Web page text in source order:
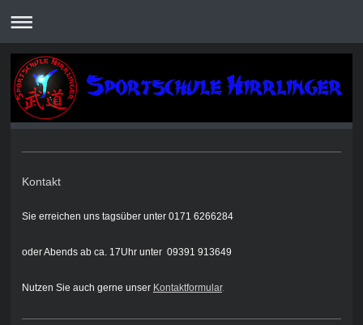
Kontakt
Sie erreichen uns tagsüber unter 0171 6266284
oder Abends ab ca. 17Uhr unter 09391 913649
Nutzen Sie auch gerne unser Kontaktformular.